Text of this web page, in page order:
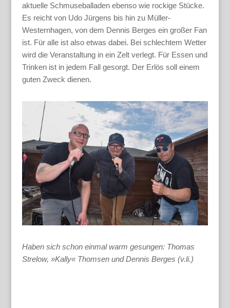
aktuelle Schmuseballaden ebenso wie rockige Stücke.
Es reicht von Udo Jürgens bis hin zu Müller-
Westernhagen, von dem Dennis Berges ein großer Fan
ist. Für alle ist also etwas dabei. Bei schlechtem Wetter
wird die Veranstaltung in ein Zelt verlegt. Für Essen und
Trinken ist in jedem Fall gesorgt. Der Erlös soll einem
guten Zweck dienen.
Haben sich schon einmal warm gesungen: Thomas
Strelow, »Kally« Thomsen und Dennis Berges (v.li.)